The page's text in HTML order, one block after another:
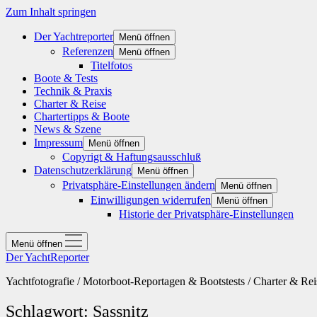
Zum Inhalt springen
Der Yachtreporter Menü öffnen
Referenzen Menü öffnen
Titelfotos
Boote & Tests
Technik & Praxis
Charter & Reise
Chartertipps & Boote
News & Szene
Impressum
Menü öffnen
Copyrigt & Haftungsausschluß
Datenschutzerklärung
Menü öffnen
Privatsphäre-Einstellungen ändern Menü öffnen
Einwilligungen widerrufen Menü öffnen
Historie der Privatsphäre-Einstellungen
Menü öffnen
Der YachtReporter
Yachtfotografie / Motorboot-Reportagen & Bootstests / Charter &
Schlagwort: Sassnitz